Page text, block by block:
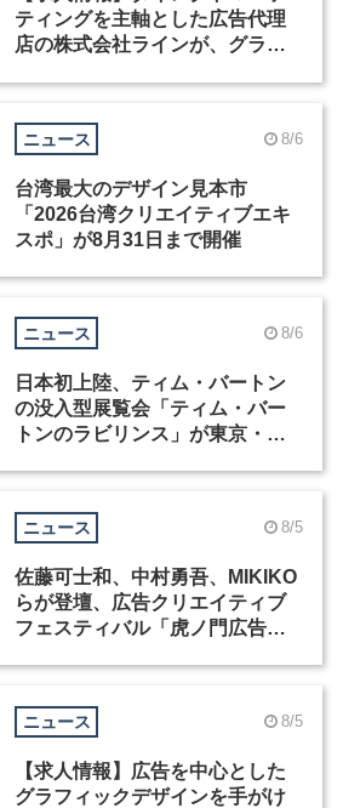
ティングを主軸とした広告代理
店の株式会社ラインが、グラフ
ニュース 8/6
台湾最大のデザイン見本市
「2026台湾クリエイティブエキ
スポ」が8月31日まで開催
ニュース 8/6
日本初上陸、ティム・バートン
の没入型展覧会「ティム・バー
トンのラビリンス」が東京・豊
ニュース 8/5
佐藤可士和、中村勇吾、MIKIKO
らが登壇、広告クリエイティブ
フェスティバル「虎ノ門広告
ニュース 8/5
【求人情報】広告を中心とした
グラフィックデザインを手がけ